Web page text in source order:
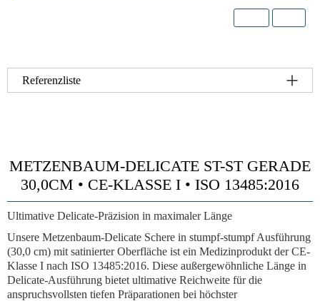
Referenzliste
METZENBAUM-DELICATE ST-ST GERADE
30,0CM • CE-KLASSE I • ISO 13485:2016
Ultimative Delicate-Präzision in maximaler Länge
Unsere Metzenbaum-Delicate Schere in stumpf-stumpf Ausführung
(30,0 cm) mit satinierter Oberfläche ist ein Medizinprodukt der CE-
Klasse I nach ISO 13485:2016. Diese außergewöhnliche Länge in
Delicate-Ausführung bietet ultimative Reichweite für die
anspruchsvollsten tiefen Präparationen bei höchster